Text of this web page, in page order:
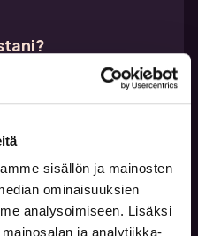
sisällön ja mainosten
ominaisuuksien
analysoimiseen. Lisäksi
ja analytiikka-